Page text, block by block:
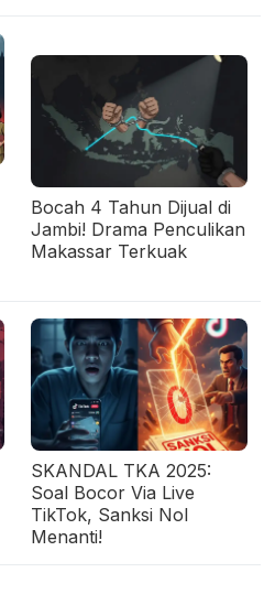
Bocah 4 Tahun Dijual di
Jambi! Drama Penculikan
Makassar Terkuak
SKANDAL TKA 2025:
Soal Bocor Via Live
TikTok, Sanksi Nol
Menanti!